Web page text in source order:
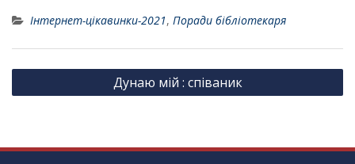
Інтернет-цікавинки-2021, Поради бібліотекаря
Н
а
і
Дунаю мій : співаник